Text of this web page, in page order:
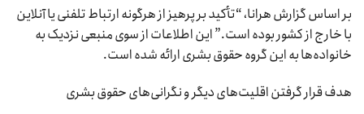
بر اساس گزارش هرانا، “تأکید بر پرهیز از هرگونه ارتباط تلفنی یا آنلاین
با خارج از کشور بوده است.” این اطلاعات از سوی منبعی نزدیک به
خانواده‌ها به این گروه حقوق بشری ارائه شده است.
هدف قرار گرفتن اقلیت‌های دیگر و نگرانی‌های حقوق بشری